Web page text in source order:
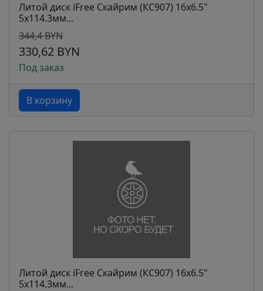
Литой диск iFree Скайрим (КС907) 16x6.5"
5x114.3мм...
344,4 BYN
330,62 BYN
Под заказ
В корзину
Литой диск iFree Скайрим (КС907) 16x6.5"
5x114.3мм...